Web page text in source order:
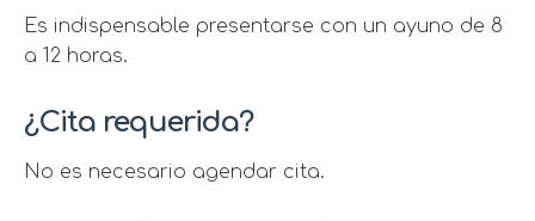
Es indispensable presentarse con un ayuno de 8
a 12 horas.
¿Cita requerida?
No es necesario agendar cita.